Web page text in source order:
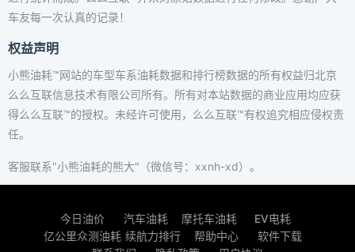
车友每一次认真的记录！
权益声明
小熊油耗™网站的车型车系油耗数据和排行榜数据的所有权益归北京
么么互联信息技术有限公司所有。所有对本站数据的商业应用均应获
得么么互联™的授权。未经许可使用，么么互联™有权追究相应侵权责
任。
客服联系"小熊油耗的熊大"（微信号：xxnh-xd）。
今日油价 汽车油耗 摩托车油耗
EV电耗
亿公里众测油耗 续航力排行 帮助中心
软件下载